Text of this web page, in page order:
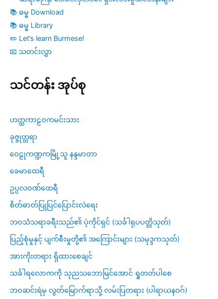
📚 ဓမ္ဓ Download
📚 ဓမ္ဓ Library
✏️ Let’s learn Burmese!
📧 သတင်းလွှာ
သင်တန်း အုပ်စု
ဟတ္ထကာဠဝကမင်းသား
ခုဇ္ဇုတ္တရာ
ဝေဠုကဏ္ဍကမြို့သူ နန္ဒမာတာ
ခေမာထေရီ
ဥပ္ပလဝဏ်ထေရီ
စိတ်ဓာတ်ပြုပြင်ပြောင်းလဲရေး
ဘဝသံသရာခရီးသည်၏ ပဲ့ကိုင်ရှင် (သင်္ခါရုပပတ္တိသုတ်)
ပြည့်စုံမှုနှင့် ပျက်စီးမှုတို့၏ အကြောင်းများ (သမုဒ္ဒကသုတ်)
အားကိုးတရား ရှိထားစေချင်
သင်္ခါရလောကကို သုညသဘောမြင်အောင် ရှုတတ်ပါစေ
ဘဝဆင်းရဲမှ လွတ်မြောက်ရာသို့ လမ်းပြတရား (ပါရာယနဝဂ်)